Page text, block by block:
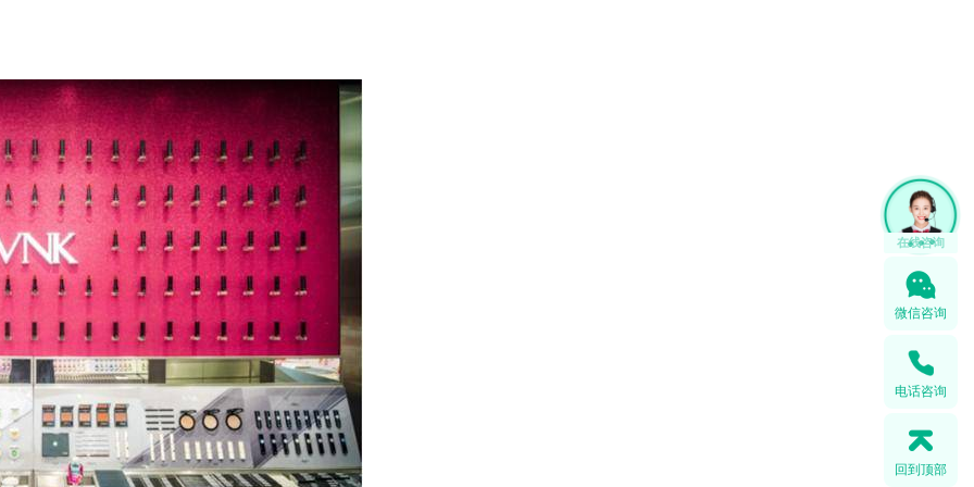
1
微信咨询
电话咨询
回到顶部